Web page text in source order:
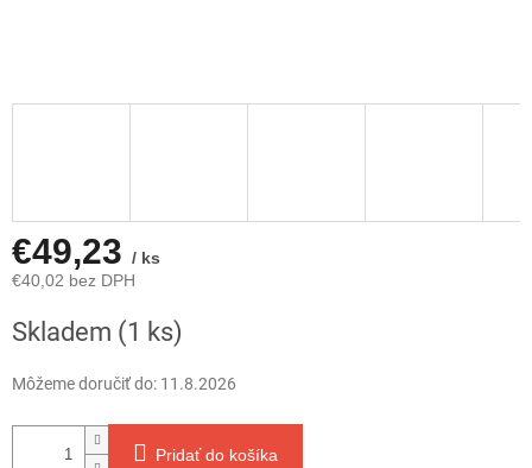
€49,23 / ks
€40,02 bez DPH
cena:
Skladem (1 ks)
Môžeme doručiť do: 11.8.2026
Pridať do košíka